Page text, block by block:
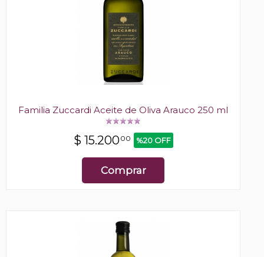
Familia Zuccardi Aceite de Oliva Arauco 250 ml
$ 15.20000 %20 OFF
Comprar